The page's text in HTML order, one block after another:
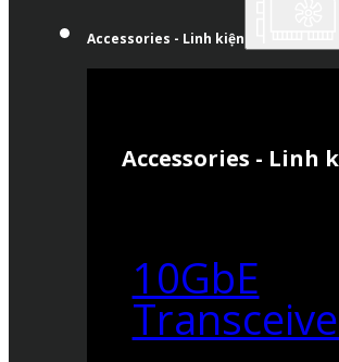
Accessories - Linh kiện
Accessories - Linh
10GbE